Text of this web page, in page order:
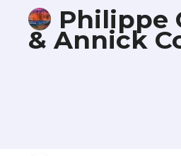
Philippe
& Annick